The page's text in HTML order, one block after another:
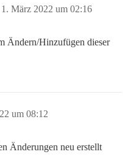
1. März 2022 um 02:16
Ändern/Hinzufügen dieser
um 08:12
Änderungen neu erstellt